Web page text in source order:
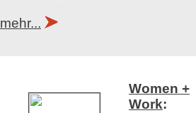
mehr...
Women +
Work: